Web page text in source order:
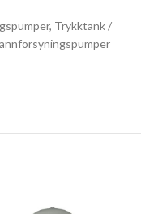
, Trykktank /